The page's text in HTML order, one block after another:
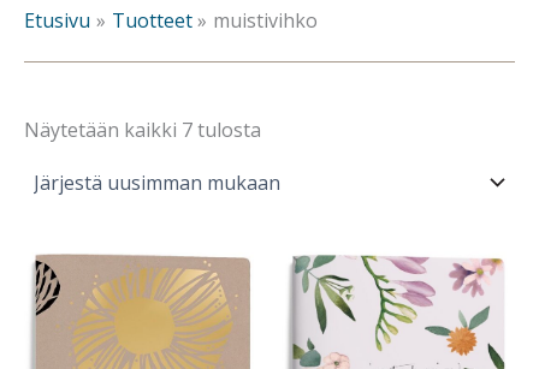
Etusivu Tuotteet muistivihko
Näytetään kaikki 7 tulosta